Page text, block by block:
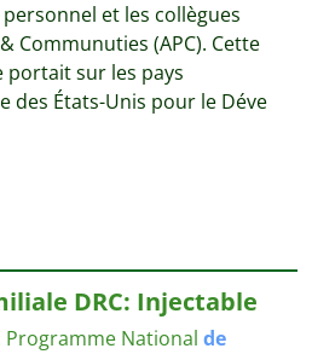
et les collègues
Communuties (APC). Cette
portait sur les pays
des États-Unis pour le Déve
DRC: Injectable
Programme National de